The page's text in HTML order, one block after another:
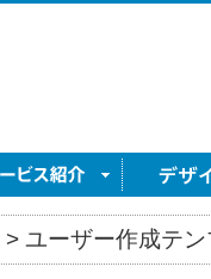
> ユーザー作成テ